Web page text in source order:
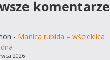
komentarze
- Manica rubida – wścieklica
2026